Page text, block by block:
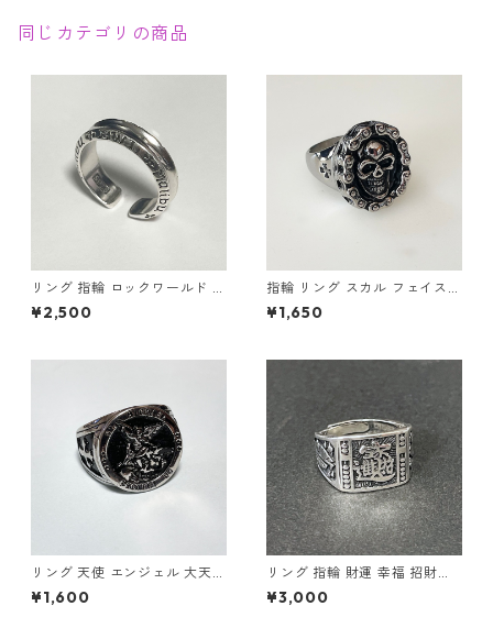
同じカテゴリの商品
リング 指輪 ロックワールド パ
ンク ロック レタリング 鏡面
ユニセックス
¥2,500
指輪 リング スカル フェイスチ
ェーン ドクロ 髑髏 パンク ロ
ック クロス メンズアクセサリ
¥1,650
リング 天使 エンジェル 大天使
ミカエル 十字架 クロス 指輪
ステンレス メンズアクセサリ
¥1,600
リング 指輪 財運 幸福 招財進
寶 (しょうざいしんぽう) 宝船
縁起物
¥3,000